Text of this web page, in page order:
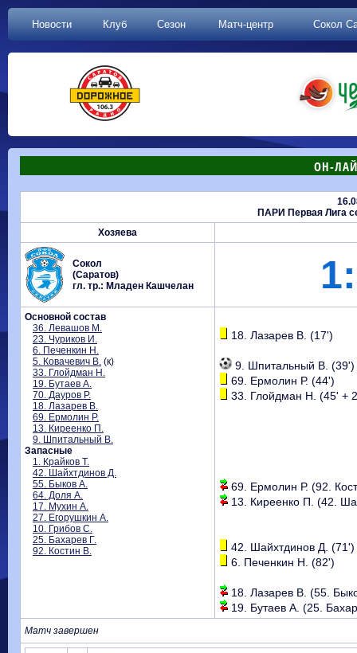
Новости Клуб Сезон Матч-центр Сокол
ОН-
ПАРИ Первая Лига
Хозяева
Сокол
(Саратов)
гл. тр.: Младен Кашчелан
Основной состав
36. Левашов М.
23. Чуриков И.
6. Печенкин Н.
5. Ковачевич В. (к)
33. Глойдман Н.
19. Бутаев А.
70. Дауров Р.
18. Лазарев В.
69. Ермолин Р.
13. Киреенко П.
9. Шпитальный В.
Запасные
1. Крайков Т.
42. Шайхтдинов Д.
55. Быков А.
64. Доля А.
17. Мухин А.
27. Егорушкин А.
10. Грибов С.
25. Бахарев Г.
92. Костин В.
18. Лазарев В. (17')
9. Шпитальный В. (39')
69. Ермолин Р. (44')
33. Глойдман Н. (45' +
69. Ермолин Р. (92.
13. Киреенко П. (42.
42. Шайхтдинов Д. (71')
6. Печенкин Н. (82')
18. Лазарев В. (55.
19. Бутаев А. (25.
Матч завершен